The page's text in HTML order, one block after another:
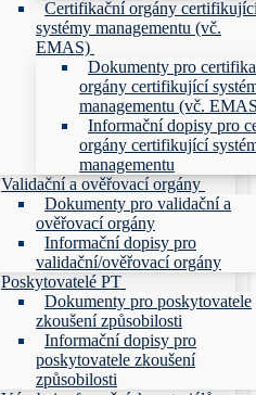
Certifikační orgány
systémy managementu (vč.
EMAS)
Dokumenty pro
orgány certifikující
managementu (vč.
Informační dopisy pro
orgány certifikující
managementu
Validační a ověřovací orgány
Dokumenty pro validační a
ověřovací orgány
Informační dopisy pro
validační/ověřovací orgány
Poskytovatelé PT
Dokumenty pro poskytovatele
zkoušení způsobilosti
Informační dopisy pro
poskytovatele zkoušení
způsobilosti